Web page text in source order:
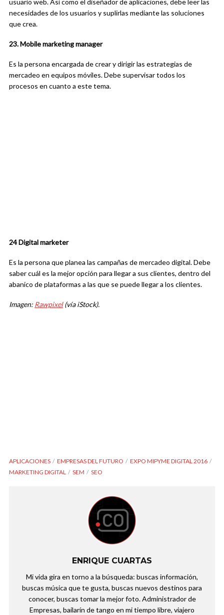
usuario web. Así como el diseñador de aplicaciones, debe leer las
necesidades de los usuarios y suplirlas mediante las soluciones
que crea.
23. Mobile marketing manager
Es la persona encargada de crear y dirigir las estrategias de
mercadeo en equipos móviles. Debe supervisar todos los
procesos en cuanto a este tema.
24 Digital marketer
Es la persona que planea las campañas de mercadeo digital. Debe
saber cuál es la mejor opción para llegar a sus clientes, dentro del
abanico de plataformas a las que se puede llegar a los clientes.
Imagen: Rawpixel(vía iStock).
APLICACIONES EMPRESAS DEL FUTURO
EXPO MIPYME DIGITAL 2016
MARKETING DIGITAL
SEM SEO
ENRIQUE CUARTAS
Mi vida gira en torno a la búsqueda: buscas información,
buscas música que te gusta, buscas nuevos destinos para
conocer, buscas tomar la mejor foto. Administrador de
Empresas, bailarín de tango en mi tiempo libre, viajero